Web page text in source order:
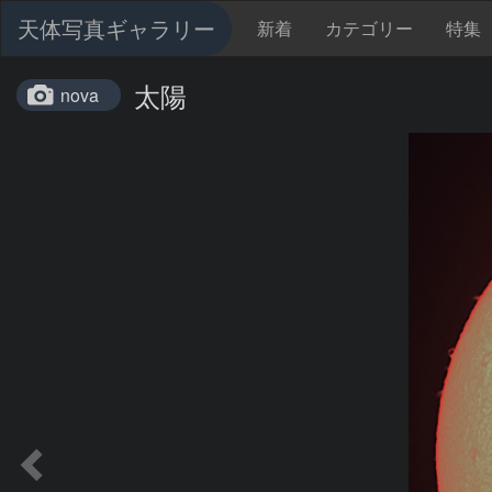
天体写真ギャラリー 新着 カテゴリー 特集
nova 太陽